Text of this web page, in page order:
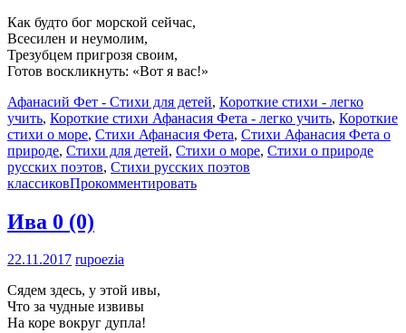
Как будто бог морской сейчас,
Всесилен и неумолим,
Трезубцем пригрозя своим,
Готов воскликнуть: «Вот я вас!»
Афанасий Фет - Стихи для детей, Короткие стихи - легко
учить, Короткие стихи Афанасия Фета - легко учить, Короткие
стихи о море, Стихи Афанасия Фета, Стихи Афанасия Фета о
природе, Стихи для детей, Стихи о море, Стихи о природе
русских поэтов, Стихи русских поэтов
классиковПрокомментировать
Ива 0 (0)
22.11.2017 rupoezia
Сядем здесь, у этой ивы,
Что за чудные извивы
На коре вокруг дупла!